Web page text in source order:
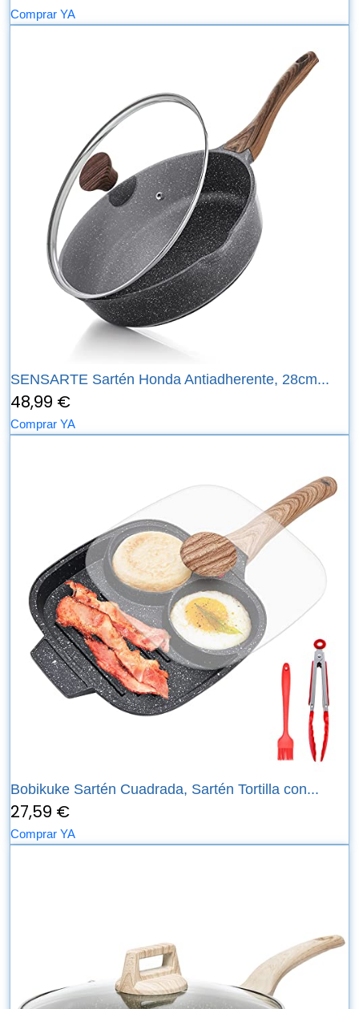
Comprar YA
SENSARTE Sartén Honda Antiadherente, 28cm...
48,99 €
Comprar YA
Bobikuke Sartén Cuadrada, Sartén Tortilla con...
27,59 €
Comprar YA